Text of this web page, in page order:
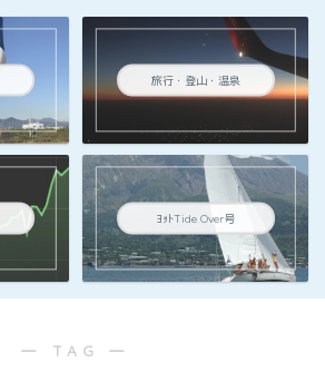
旅行・登山・温泉
ﾖｯﾄTide Over号
― TAG ―